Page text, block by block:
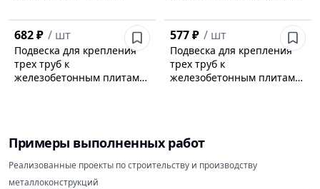
682 ₽ / шт
Подвеска для крепления
трех труб к
железобетонным плитам
577 ₽ / шт
Подвеска для крепления
трех труб к
железобетонным плитам
Примеры выполненных работ
Реализованные проекты по строительству и производству
металлоконструкций